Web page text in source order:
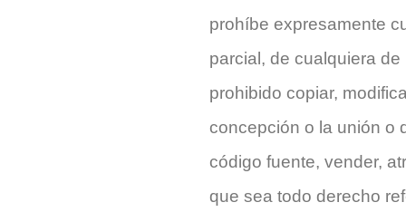
prohíbe expresamente
parcial, de cualquiera
prohibido copiar,
concepción o la unión o
código fuente, vender,
que sea todo derecho